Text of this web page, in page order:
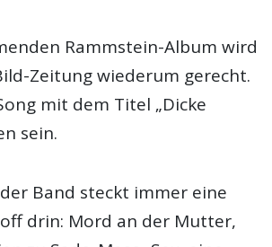
Rammstein-Album wird
Zeitung wiederum gerecht.
mit dem Titel „Dicke
sein.
Band steckt immer eine
drin: Mord an der Mutter,